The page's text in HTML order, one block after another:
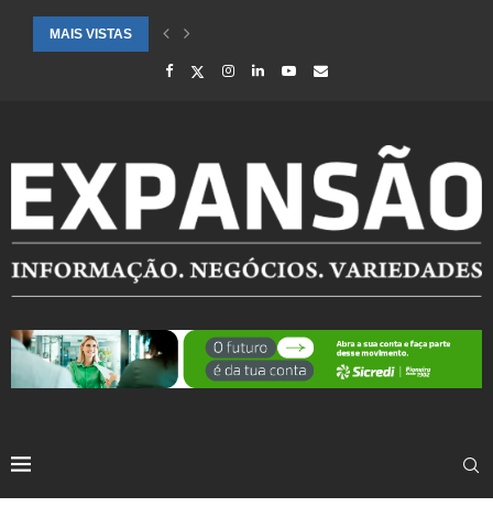
MAIS VISTAS
CIDADES ATENDIDAS PELO SEBRAE RS SÃO DESTAQUE EM